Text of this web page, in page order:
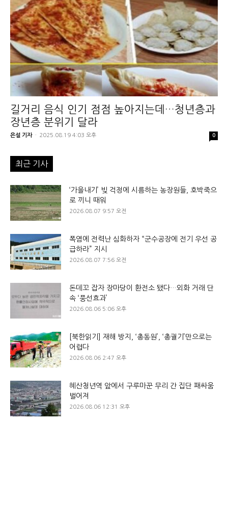
길거리 음식 인기 점점 높아지는데…청년층과
장년층 분위기 달라
은설 기자 - 2025.08.19 4:03 오후 0
최근 기사
‘가을내기’ 빚 걱정에 시름하는 농장원들, 호박죽으
로 끼니 때워
2026.08.07 9:57 오전
폭염에 전력난 심화하자 “군수공장에 전기 우선 공
급하라” 지시
2026.08.07 7:56 오전
돈데꼬 잡자 장마당이 환전소 됐다…외화 거래 단
속 ‘풍선효과’
2026.08.06 5:06 오후
[북한읽기] 재해 방지, ‘총동원’, ‘총궐기’만으로는
어렵다
2026.08.06 2:47 오후
혜산청년역 앞에서 구루마꾼 무리 간 집단 패싸움
벌어져
2026.08.06 12:31 오후